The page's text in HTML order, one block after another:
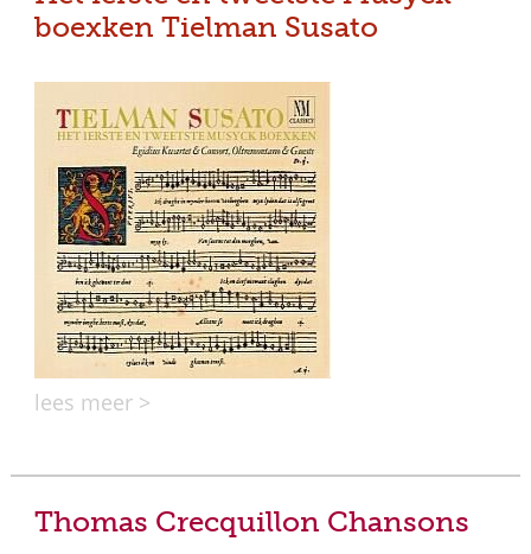
boexken Tielman Susato
lees meer >
Thomas Crecquillon Chansons